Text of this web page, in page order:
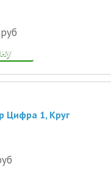
руб
Цифра 1, Круг